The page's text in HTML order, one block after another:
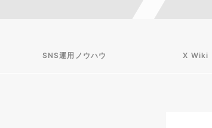
SNS運用ノウハウ X Wiki